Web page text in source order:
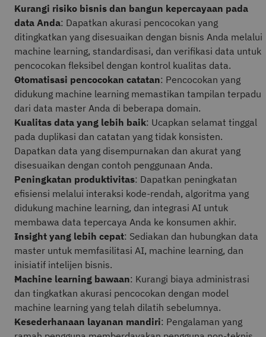
Kurangi risiko bisnis dan bangun kepercayaan pada
data Anda: Dapatkan akurasi pencocokan yang
ditingkatkan yang disesuaikan dengan bisnis Anda melalui
machine learning, standardisasi, dan verifikasi data untuk
pencocokan fleksibel dengan kontrol kualitas data.
Otomatisasi pencocokan catatan: Pencocokan yang
didukung machine learning memastikan tampilan terpadu
dari data master Anda di beberapa domain.
Kualitas data yang lebih baik: Ucapkan selamat tinggal
pada duplikasi dan catatan yang tidak konsisten.
Dapatkan data yang disempurnakan dan akurat yang
disesuaikan dengan contoh penggunaan Anda.
Peningkatan produktivitas: Dapatkan peningkatan
efisiensi melalui interaksi kode-rendah, algoritma yang
didukung machine learning, dan integrasi AI untuk
membawa data tepercaya Anda ke konsumen akhir.
Insight yang lebih cepat: Sediakan dan hubungkan data
master untuk memfasilitasi AI, machine learning, dan
inisiatif intelijen bisnis.
Machine learning bawaan: Kurangi biaya administrasi
dan tingkatkan akurasi pencocokan dengan model
machine learning yang telah dilatih sebelumnya.
Kesederhanaan layanan mandiri: Pengalaman yang